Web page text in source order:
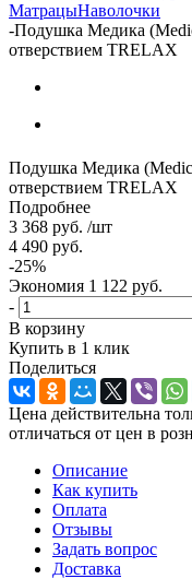
МатрацыНаволочки
-Подушка Медика
отверствием TRELAX
Подушка Медика
отверствием TRELAX
Подробнее
3 368 руб. /шт
4 490 руб.
-25%
Экономия 1 122 руб.
-
В корзину
Купить в 1 клик
Поделиться
Цена действительна
отличаться от цен в
Описание
Как купить
Оплата
Отзывы
Задать вопрос
Доставка